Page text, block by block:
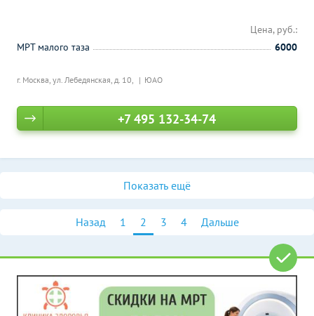
г. Москва, ул. Лебедянская, д. 10, ЮАО
Цена, руб.:
МРТ малого таза
6000
+7 495 132-34-74
Показать ещё
Назад 1 2 3 4 Дальше